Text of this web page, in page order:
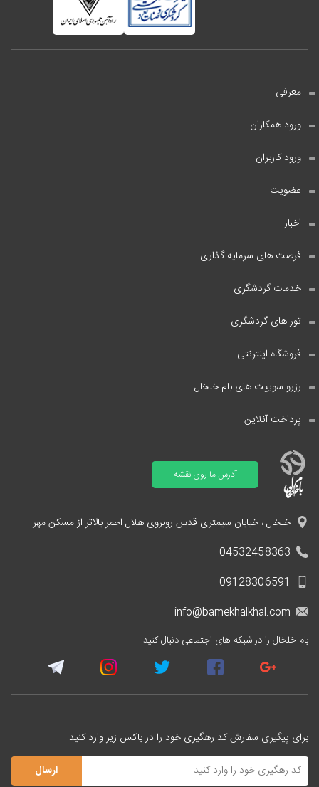
معرفی
ورود همکاران
ورود کاربران
عضویت
اخبار
فرصت های سرمایه گذاری
خدمات گردشگری
تور های گردشگری
فروشگاه اینترنتی
رزرو سوییت های بام خلخال
پرداخت آنلاین
آدرس ما روی نقشه
خلخال ، خیابان سیمتری قدس روبروی هلال احمر بالاتر از مسکن مهر
04532458363
09128306591
info@bamekhalkhal.com
بام خلخال را در شبکه های اجتماعی دنبال کنید
برای پیگیری سفارش کد رهگیری خود را در باکس زیر وارد کنید
ارسال